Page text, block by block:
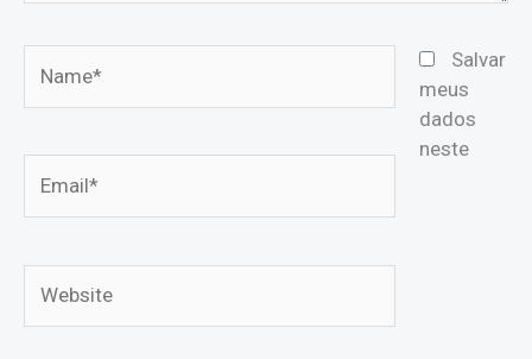
Salvar
meus
dados
neste